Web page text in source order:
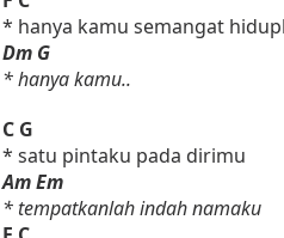
* hanya kamu semangat
Dm G
* hanya kamu..
C G
* satu pintaku pada dirimu
AmEm
* tempatkanlah indah namaku